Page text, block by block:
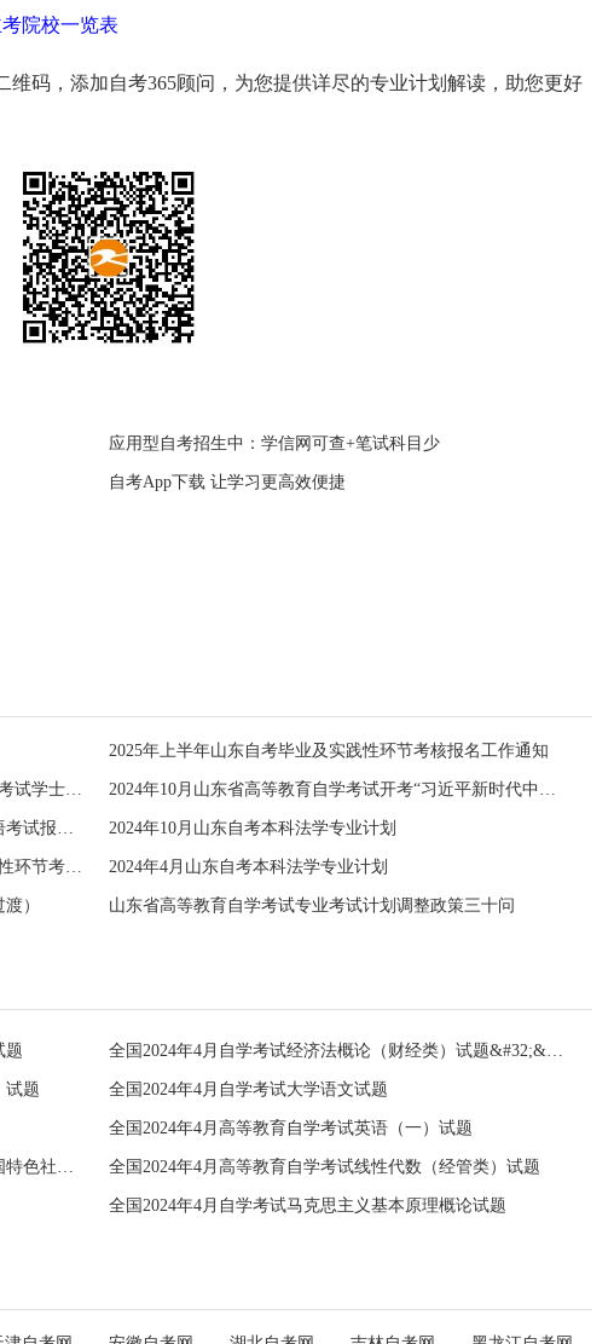
院校一览表
维码，添加自考365顾问，为您提供详尽的专业计划解读，助您更好
应用型自考招生中：学信网可查+笔试科目少
自考App下载 让学习更高效便捷
2025年上半年山东自考毕业及实践性环节考核报名工作通知
关于申报齐鲁工业大学2024年下半年高等教育自学考试学士学位的通知 2024年10月山东省高等教育自学考试开考“习近平新时代中国特色社会主义思想概论”课程的通知
长春工业大学2024年8月高等学历继续教育学位外语考试报名的通知 2024年10月山东自考本科法学专业计划
山东省2024年下半年高等教育自学考试毕业及实践性环节考核报名工作的通知 2024年4月山东自考本科法学专业计划
） 山东省高等教育自学考试专业考试计划调整政策三十问
题 全国2024年4月自学考试经济法概论（财经类）试题&#32;&#32;
试题 全国2024年4月自学考试大学语文试题
全国2024年4月高等教育自学考试英语（一）试题
全国2024年4月高等教育自学考试毛泽东思想和中国特色社会主义理论体系概论试题 全国2024年4月高等教育自学考试线性代数（经管类）试题
全国2024年4月自学考试马克思主义基本原理概论试题